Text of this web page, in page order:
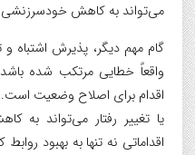
می‌تواند به کاهش
گام مهم دیگر، پذیرش اشتباه
واقعاً خطایی مرتکب شده
اقدام برای اصلاح وضعیت
یا تغییر رفتار می‌تواند
اقداماتی نه تنها به بهبود